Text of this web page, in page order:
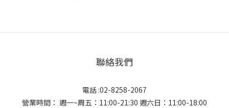
聯絡我們
電話 :02-8258-2067
營業時間： 週一~周五：11:00-21:30 週六日：11:00-18:00